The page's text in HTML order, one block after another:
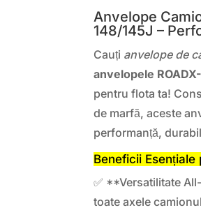
Anvelope
148/145J –
Cauți anvelope de
anvelopele
pentru flota ta!
de marfă, aceste
performanță,
Beneficii Esențiale
✅ **Versatilitate
toate axele